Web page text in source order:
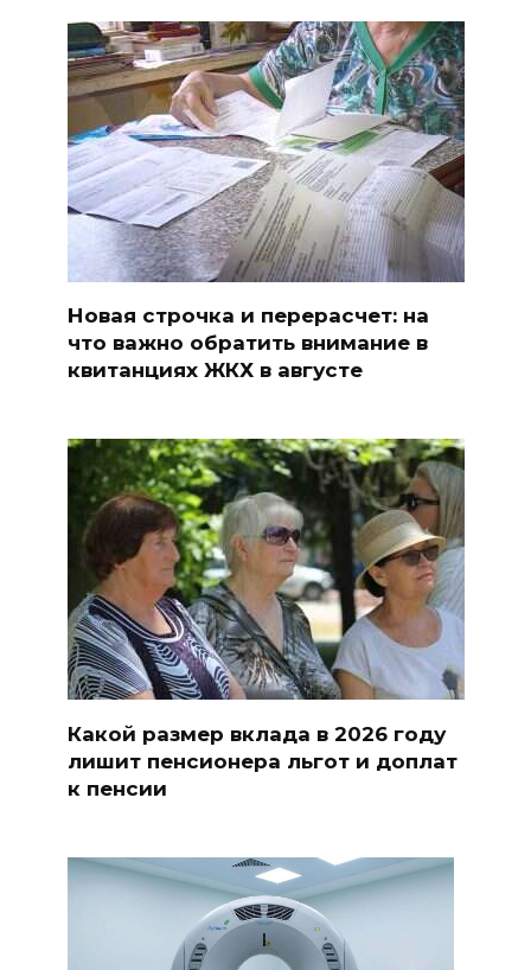
Новая строчка и перерасчет: на
что важно обратить внимание в
квитанциях ЖКХ в августе
Какой размер вклада в 2026 году
лишит пенсионера льгот и доплат
к пенсии